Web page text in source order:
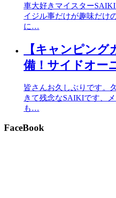
車大好きマイスター
イジル事だけが趣味だけ
に…
【キャンピン
備！サイドオー
皆さんお久しぶりです。
きて残念なSAIKIです、
も…
FaceBook